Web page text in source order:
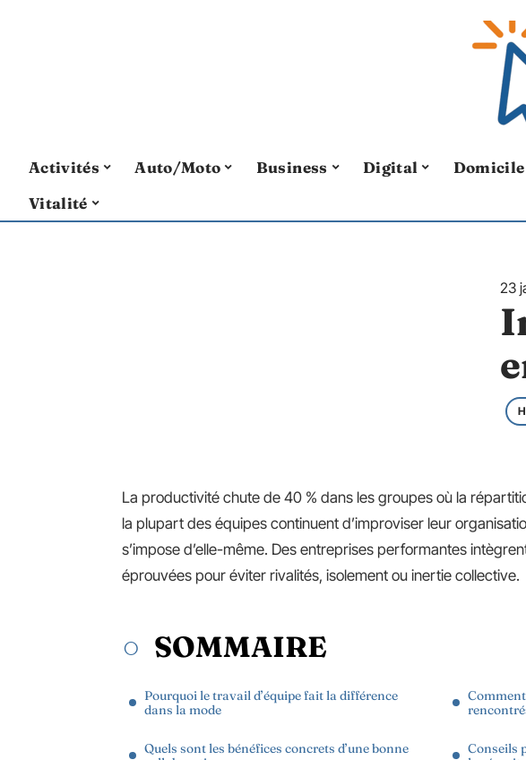
Activités Auto/Moto Business Digital Domicile
Vitalité
23
La productivité chute de 40 % dans les groupes où la
la plupart des équipes continuent d’improviser leur
s’impose d’elle-même. Des entreprises performantes
éprouvées pour éviter rivalités, isolement ou inertie collective.
SOMMAIRE
Pourquoi le travail d’équipe fait la différence
dans la mode
Quels sont les bénéfices concrets d’une bonne
Conseils